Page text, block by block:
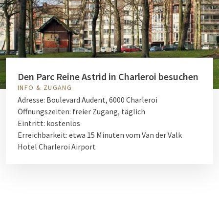
Den Parc Reine Astrid in Charleroi besuchen
INFO & ZUGANG
Adresse: Boulevard Audent, 6000 Charleroi
Öffnungszeiten: freier Zugang, täglich
Eintritt: kostenlos
Erreichbarkeit: etwa 15 Minuten vom Van der Valk
Hotel Charleroi Airport